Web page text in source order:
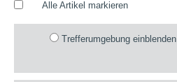
Alle Artikel markieren
Trefferumgebung einblenden